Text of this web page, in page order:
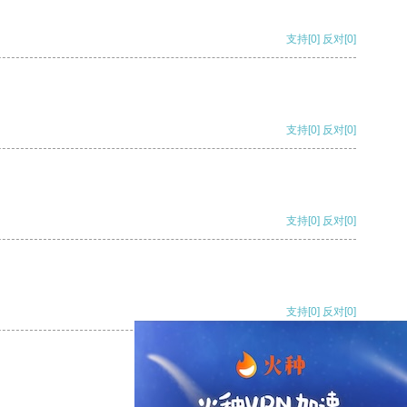
支持[0] 反对[0]
支持[0] 反对[0]
支持[0] 反对[0]
支持[0] 反对[0]
支持[0] 反对